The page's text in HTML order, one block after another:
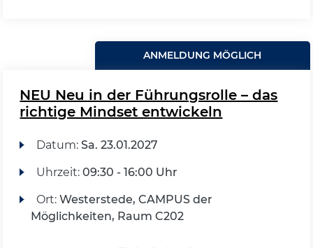
ANMELDUNG MÖGLICH
NEU Neu in der Führungsrolle – das
richtige Mindset entwickeln
Datum: Sa. 23.01.2027
Uhrzeit: 09:30 - 16:00 Uhr
Ort: Westerstede, CAMPUS der
Möglichkeiten, Raum C202